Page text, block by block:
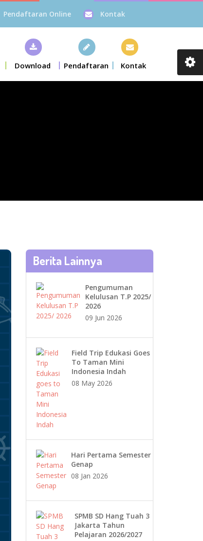
Pendaftaran Online Kontak
Download Pendaftaran Kontak
Berita Lainnya
Pengumuman
Kelulusan T.P 2025/
2026
09 Jun 2026
Field Trip Edukasi Goes
To Taman Mini
Indonesia Indah
08 May 2026
Hari Pertama Semester
Genap
08 Jan 2026
SPMB SD Hang Tuah 3
Jakarta Tahun
Pelajaran 2026/2027